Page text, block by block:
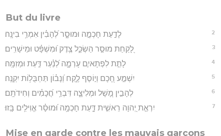
But du livre
2 לָדַ֣עַת חָכְמָ֣ה וּמוּסָ֑ר לְ֝הָבִ֗ין אִמְרֵ֥י בִינָֽה׃
3 לָ֭קַחַת מוּסַ֣ר הַשְׂכֵּ֑ל צֶ֥דֶק וּ֝מִשְׁפָּ֗ט וּמֵישָׁרִֽים׃
4 לָתֵ֣ת לִפְתָאיִ֣ם עָרְמָ֑ה לְ֝נַ֗עַר דַּ֣עַת וּמְזִמָּֽה׃
5 יִשְׁמַ֣ע חָ֭כָם וְי֣וֹסֶף לֶ֑קַח וְ֝נָב֗וֹן תַּחְבֻּל֥וֹת יִקְנֶֽה׃
6 לְהָבִ֣ין מָ֭שָׁל וּמְלִיצָ֑ה דִּבְרֵ֥י חֲ֝כָמִ֗ים וְחִידֹתָֽם׃
7 יִרְאַ֣ת יְ֭הוָה רֵאשִׁ֣ית דָּ֑עַת חָכְמָ֥ה וּ֝מוּסָ֗ר אֱוִילִ֥ים בָּֽזוּ׃
Mise en garde contre les mauvais garçons